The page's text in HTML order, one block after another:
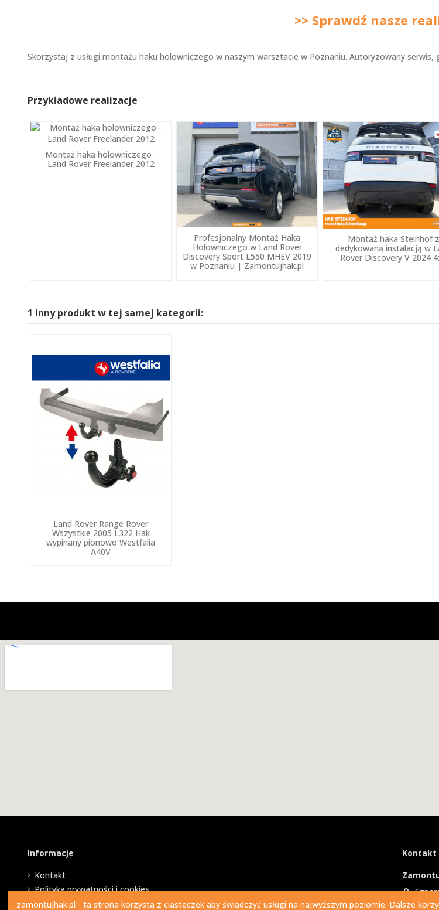
>> Sprawdź nasze
Skorzystaj z usługi montażu haku holowniczego w naszym warsztacie w Poznaniu. Autoryzowany
Przykładowe realizacje
Montaż haka holowniczego -
Land Rover Freelander 2012
Profesjonalny Montaż Haka
Holowniczego w Land Rover
Discovery Sport L550 MHEV 2019
w Poznaniu | Zamontujhak.pl
Montaż haka Steinhof z
dedykowaną instalacją w
Rover Discovery V 2024
1 inny produkt w tej samej kategorii:
Land Rover Range Rover
Wszystkie 2005 L322 Hak
wypinany pionowo Westfalia
A40V
Informacje
Kontakt
Polityka prywatności i cookies
Kontakt
zamontujhak.pl - ta strona korzysta z ciasteczek aby świadczyć usługi na najwyższym poziomie. Dalsze